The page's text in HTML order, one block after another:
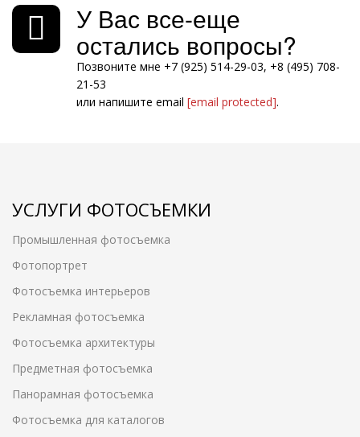
У Вас все-еще
остались вопросы?
Позвоните мне +7 (925) 514-29-03, +8 (495) 708-
21-53
или напишите email [email protected].
УСЛУГИ ФОТОСЪЕМКИ
Промышленная фотосъемка
Фотопортрет
Фотосъемка интерьеров
Рекламная фотосъемка
Фотосъемка архитектуры
Предметная фотосъемка
Панорамная фотосъемка
Фотосъемка для каталогов